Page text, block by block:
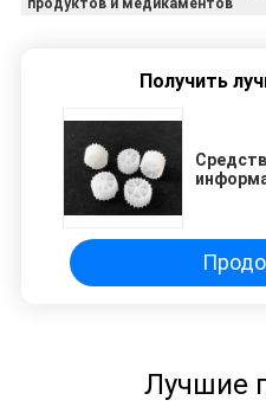
eye strain during
properly!""The
spot makes all the
strain during long
taking the time to
4's visual clarity is
IPD correctly. The
продуктов и медикаментов
Получить
Лучшие